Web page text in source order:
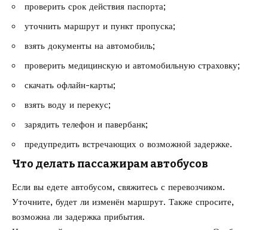
проверить срок действия паспорта;
уточнить маршрут и пункт пропуска;
взять документы на автомобиль;
проверить медицинскую и автомобильную страховку;
скачать офлайн-карты;
взять воду и перекус;
зарядить телефон и павербанк;
предупредить встречающих о возможной задержке.
Что делать пассажирам автобусов
Если вы едете автобусом, свяжитесь с перевозчиком.
Уточните, будет ли изменён маршрут. Также спросите,
возможна ли задержка прибытия.